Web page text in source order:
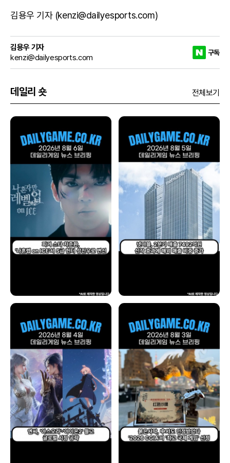
김용우 기자 (kenzi@dailyesports.com)
김용우 기자
kenzi@dailyesports.com
구독
데일리 숏 전체보기